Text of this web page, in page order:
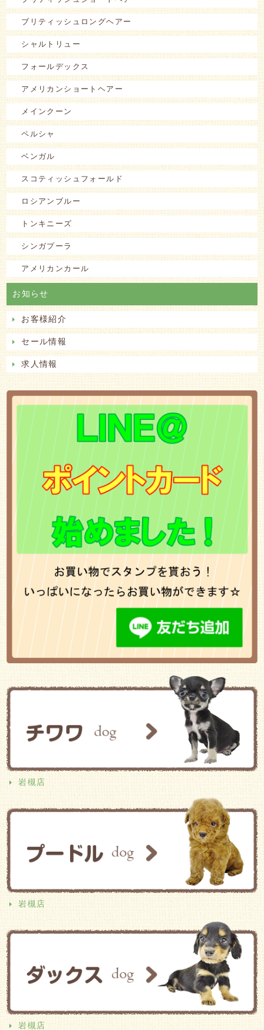
ブリティッシュロングヘアー
シャルトリュー
フォールデックス
アメリカンショートヘアー
メインクーン
ペルシャ
ベンガル
スコティッシュフォールド
ロシアンブルー
トンキニーズ
シンガプーラ
アメリカンカール
お知らせ
お客様紹介
セール情報
求人情報
岩槻店
岩槻店
岩槻店